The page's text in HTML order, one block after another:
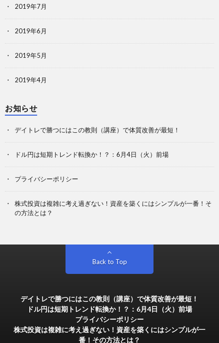
2019年7月
2019年6月
2019年5月
2019年4月
お知らせ
デイトレで勝つにはこの教則（講座）で体質改善が最短！
ドル円は短期トレンド転換か！？：6月4日（火）前場
プライバシーポリシー
株式投資は複雑に考え過ぎない！資産を築くにはシンプルが一番！そ
の方法とは？
Back to Top
デイトレで勝つにはこの教則（講座）で体質改善が最短！
ドル円は短期トレンド転換か！？：6月4日（火）前場
プライバシーポリシー
株式投資は複雑に考え過ぎない！資産を築くにはシンプルが一
番！その方法とは？